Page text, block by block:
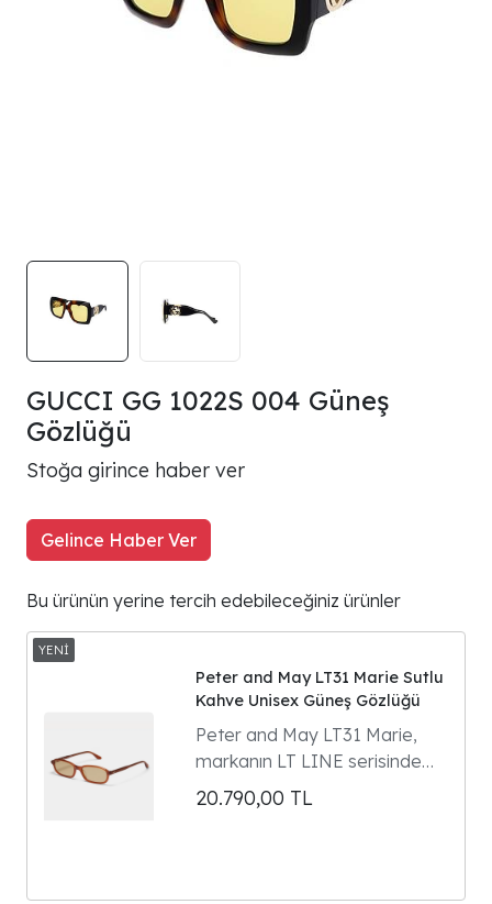
GUCCI GG 1022S 004 Güneş
Gözlüğü
Stoğa girince haber ver
Gelince Haber Ver
Bu ürünün yerine tercih edebileceğiniz ürünler
Peter and May LT31 Marie Sutlu
Kahve Unisex Güneş Gözlüğü
Peter and May LT31 Marie,
markanın LT LINE serisinde
yer alan dikdörtgen formlu
unisex güneş gözlüğüdür.
20.790,00 TL